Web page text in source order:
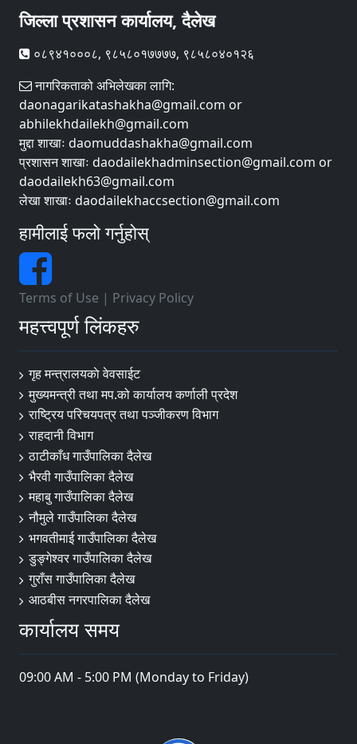
जिल्ला प्रशासन कार्यालय, दैलेख
०८९४१०००८, ९८५८०१७७७७, ९८५८०४०१२६
नागरिकताको अभिलेखका लागि:
daonagarikatashakha@gmail.com or
abhilekhdailekh@gmail.com
मुद्दा शाखाः daomuddashakha@gmail.com
प्रशासन शाखाः daodailekhadminsection@gmail.com or
daodailekh63@gmail.com
लेखा शाखाः daodailekhaccsection@gmail.com
हामीलाई फलो गर्नुहोस्
Terms of Use | Privacy Policy
महत्त्वपूर्ण लिंकहरु
गृह मन्त्रालयकाे वेवसाईट
मुख्यमन्त्री तथा मप.को कार्यालय कर्णाली प्रदेश
राष्ट्रिय परिचयपत्र तथा पञ्जीकरण विभाग
राहदानी विभाग
ठाटीकाँध गाउँपालिका दैलेख
भैरवी गाउँपालिका दैलेख
महाबु गाउँपालिका दैलेख
नौमुले गाउँपालिका दैलेख
भगवतीमाई गाउँपालिका दैलेख
डुङ्गेश्वर गाउँपालिका दैलेख
गुराँस गाउँपालिका दैलेख
आठबीस नगरपालिका दैलेख
कार्यालय समय
09:00 AM - 5:00 PM (Monday to Friday)